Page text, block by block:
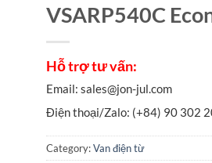
VSARP540C
Category:Van điện từ